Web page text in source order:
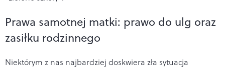
Prawa samotnej matki: prawo do ulg oraz
zasiłku rodzinnego
Niektórym z nas najbardziej doskwiera zła sytuacja